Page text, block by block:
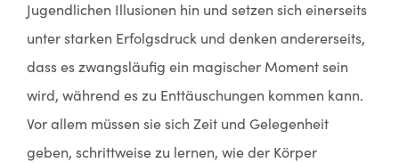
Jugendlichen Illusionen hin und setzen sich einerseits
unter starken Erfolgsdruck und denken andererseits,
dass es zwangsläufig ein magischer Moment sein
wird, während es zu Enttäuschungen kommen kann.
Vor allem müssen sie sich Zeit und Gelegenheit
geben, schrittweise zu lernen, wie der Körper